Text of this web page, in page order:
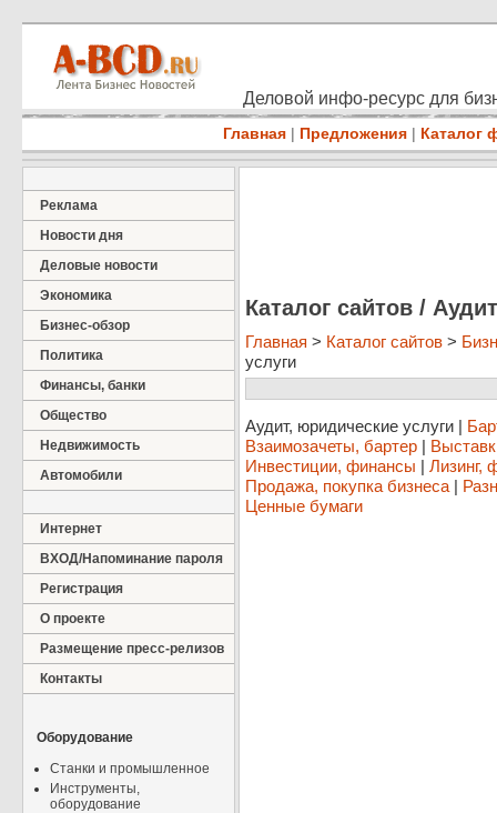
Деловой инфо-ресурс для
Главная | Предложения | Каталог
Реклама
Новости дня
Деловые новости
Экономика
Бизнес-обзор
Политика
Финансы, банки
Общество
Недвижимость
Автомобили
Интернет
ВХОД/Напоминание пароля
Регистрация
О проекте
Размещение пресс-релизов
Контакты
Оборудование
Станки и промышленное
Инструменты,
оборудование
Каталог сайтов /
Главная > Каталог сайтов >
услуги
Аудит, юридические услуги |
Взаимозачеты, бартер |
Инвестиции, финансы | Лизинг,
Продажа, покупка бизнеса |
Ценные бумаги